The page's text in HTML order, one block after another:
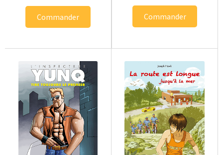
Commander Commander